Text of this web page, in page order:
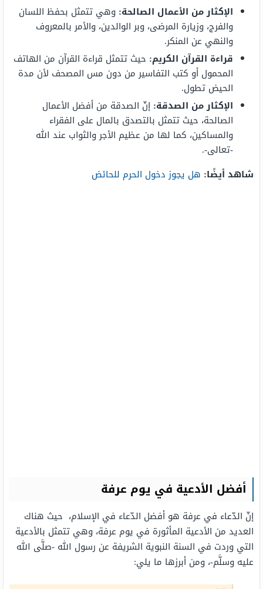
الإكثار من الأعمال الصالحة: وهي تتمثل بحفظ اللسان
والفرج، وزيارة المرضى، وبر الوالدين، والأمر بالمعروف
والنهي عن المنكر.
قراءة القرآن الكريم: حيث تتمثل قراءة القرآن من الهاتف
المحمول أو كتب التفاسير من دون مس المصحف لأن مدة
الحيض تطول.
الإكثار من الصدقة: إنّ الصدقة من أفضل الأعمال
الصالحة، حيث تتمثل بالتصدق بالمال على الفقراء
والمساكين، كما لها من عظيم الأجر والثواب عند الله
-تعالى-.
شاهد أيضًا: هل يجوز دخول الحرم للحائض
أفضل الأدعية في يوم عرفة
إنّ الدّعاء في عرفة هو أفضل الدّعاء في الإسلام، حيث هناك
العديد من الأدعية المأثورة في يوم عرفة، وهي تتمثل بالأدعية
التي وردت في السنة النبوية الشريفة عن رسول الله -صلَّى الله
عليه وسلَّم-، ومن أبرزها ما يلي: